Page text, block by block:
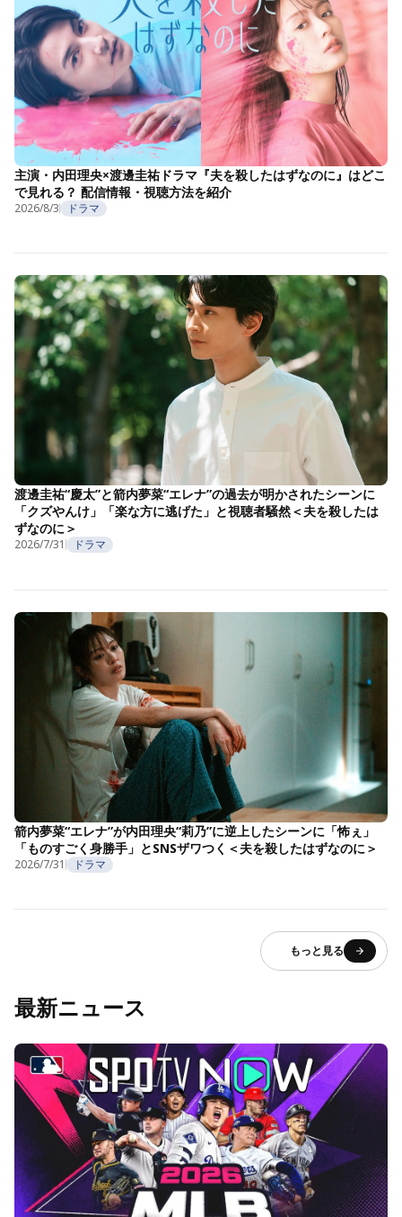
主演・内田理央×渡邊圭祐ドラマ『夫を殺したはずなのに』はどこ
で見れる？ 配信情報・視聴方法を紹介
2026/8/3 ドラマ
渡邊圭祐“慶太”と箭内夢菜“エレナ”の過去が明かされたシーンに
「クズやんけ」「楽な方に逃げた」と視聴者騒然＜夫を殺したは
ずなのに＞
2026/7/31 ドラマ
箭内夢菜“エレナ”が内田理央“莉乃”に逆上したシーンに「怖ぇ」
「ものすごく身勝手」とSNSザワつく＜夫を殺したはずなのに＞
2026/7/31 ドラマ
もっと見る
最新ニュース